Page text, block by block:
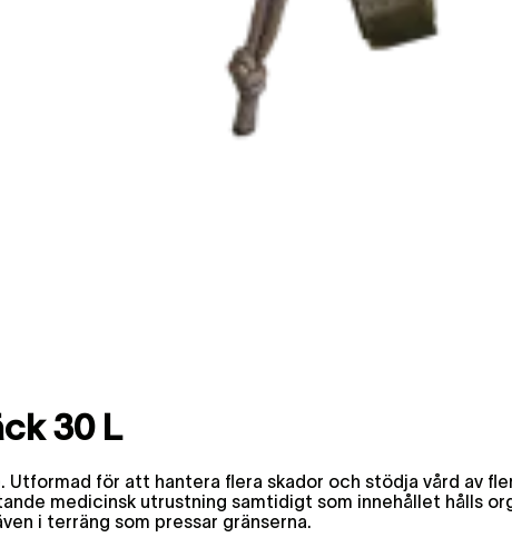
30 L
Utformad för att hantera flera skador och stödja vård av
medicinsk utrustning samtidigt som innehållet hålls
i terräng som pressar gränserna.